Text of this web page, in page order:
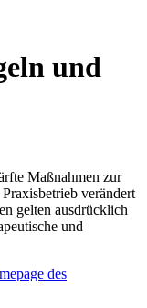
und
Maßnahmen zur
verändert
gelten ausdrücklich
und
des